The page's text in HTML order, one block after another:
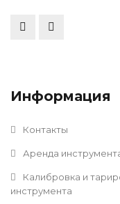
Информация
Контакты
Аренда
Калибровка и
инструмента